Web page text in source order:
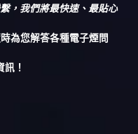
，我們將最快速、最貼心
為您解答各種電子煙問
！